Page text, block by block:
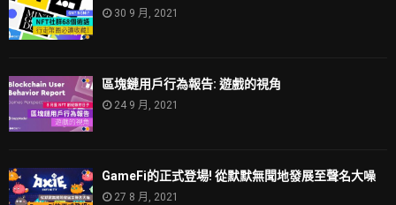
30 9 月, 2021
區塊鏈用戶行為報告: 遊戲的視角
24 9 月, 2021
GameFi的正式登場! 從默默無聞地發展至聲名大噪
27 8 月, 2021